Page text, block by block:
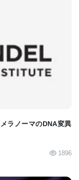
じたりするの
るかどうか検査
を引き起こし、
がある。CNVが
ラノーマのDNA変異
1896